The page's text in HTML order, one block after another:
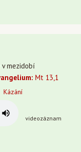
v mezidobí
Mt 13,1
Kázání
videozáznam